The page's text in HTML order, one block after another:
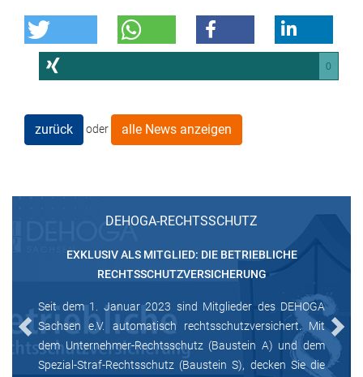
0
zurück oder alle News anzeigen
DEHOGA-RECHTSSCHUTZ
EXKLUSIV ALS MITGLIED: DIE BETRIEBLICHE
RECHTSSCHUTZVERSICHERUNG
Seit dem 1. Januar 2023 sind Mitglieder des DEHOGA
Sachsen e.V. automatisch rechtsschutzversichert. Mit
dem Unternehmer-Rechtsschutz (Baustein A) und dem
Spezial-Straf-Rechtsschutz (Baustein S), decken Sie die
Previous Next